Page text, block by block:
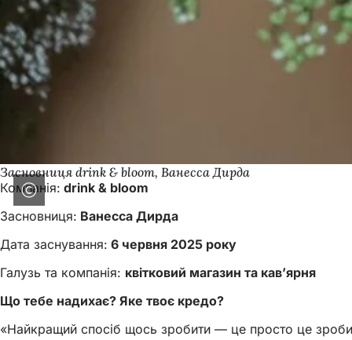
Засновниця drink & bloom, Ванесса Дирда
Компанія: drink & bloom
Засновниця: Ванесса Дирда
Дата заснування: 6 червня 2025 року
Галузь та компанія: квітковий магазин та кав’ярня
Що тебе надихає? Яке твоє кредо?
«Найкращий спосіб щось зробити — це просто це